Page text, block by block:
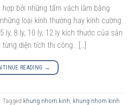
bởi những tấm vách làm bằng
loại kính thường hay kính cường
ly, 8 ly, 10 ly, 12 ly kích thước của sản
diện tích thi công . […]
READING →
Tagged khung nhom kinh khung nhom kinh